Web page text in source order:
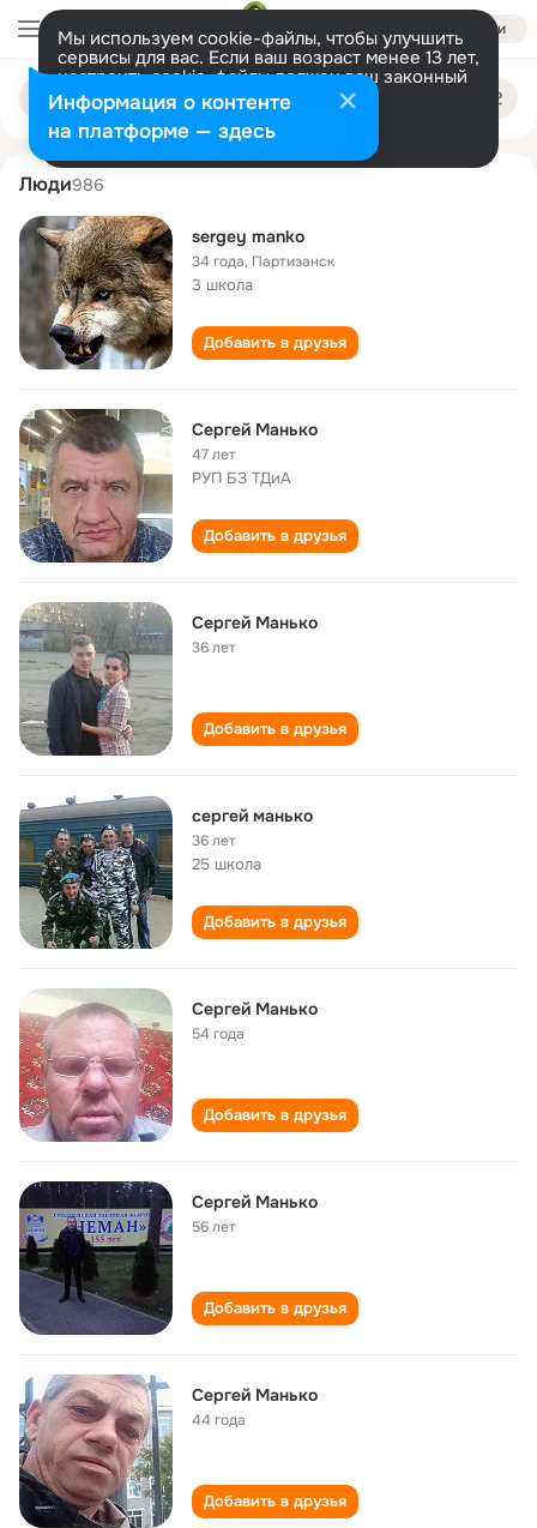
Войти
Мы используем cookie-файлы, чтобы улучшить
сервисы для вас. Если ваш возраст менее 13 лет,
настроить cookie-файлы должен ваш законный
представитель. Больше информации
Разрешить все Настроить
Поиск
людям
sergey manko
Люди986
sergey manko
34 года, Партизанск
3 школа
Добавить в друзья
Сергей Манько
47 лет
РУП БЗ ТДиА
Добавить в друзья
Сергей Манько
36 лет
Добавить в друзья
сергей манько
36 лет
25 школа
Добавить в друзья
Сергей Манько
54 года
Добавить в друзья
Сергей Манько
56 лет
Добавить в друзья
Сергей Манько
44 года
Добавить в друзья
Информация о контенте
на платформе — здесь